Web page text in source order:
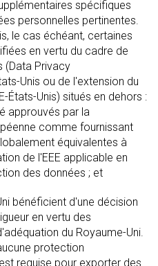
spécifiques
personnelles pertinentes.
le cas échéant, certaines
en vertu du cadre de
(Data Privacy
Unis ou de l'extension du
États-Unis) situés en dehors :
approuvés par la
comme fournissant
équivalentes à
de l'EEE applicable en
des données ; et
bénéficient d'une décision
en vertu des
du Royaume-Uni.
protection
requise pour exporter des